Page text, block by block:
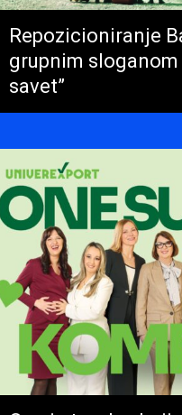
Repozicioniranje
grupnim sloganom
savet”